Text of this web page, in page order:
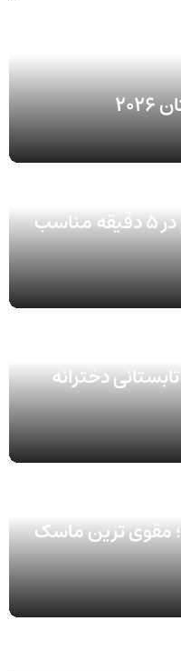
ساخت کرم پودر با ارد گندم در ۵ دقیقه مناسب
دخترانه
پوست ؛ مقوی ترین ماسک